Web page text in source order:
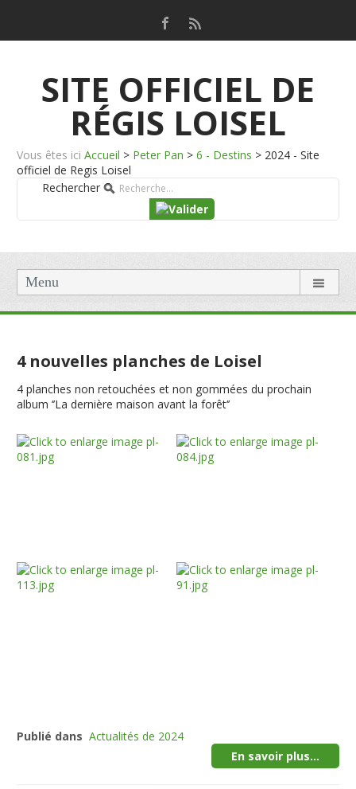
SITE OFFICIEL DE
RÉGIS LOISEL
Vous êtes ici Accueil > Peter Pan > 6 - Destins > 2024 - Site
officiel de Regis Loisel
Rechercher
Menu
4 nouvelles planches de Loisel
4 planches non retouchées et non gommées du prochain
album ‘’La dernière maison avant la forêt‘’
Publié dans Actualités de 2024
En savoir plus...